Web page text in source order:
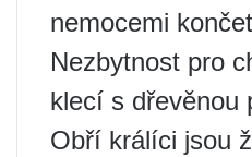
nemocemi
Nezbytnost pro
klecí s dřevěnou
Obří králíci jsou